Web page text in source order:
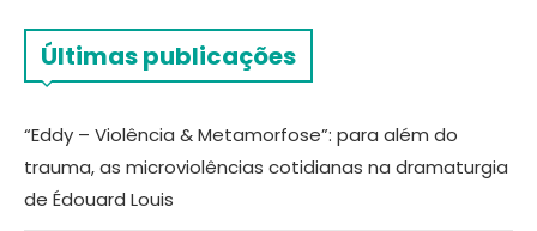
Últimas publicações
“Eddy – Violência & Metamorfose”: para além do
trauma, as microviolências cotidianas na dramaturgia
de Édouard Louis